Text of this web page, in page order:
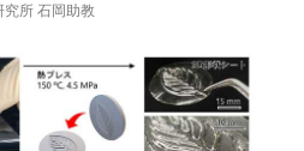
所 石岡助教